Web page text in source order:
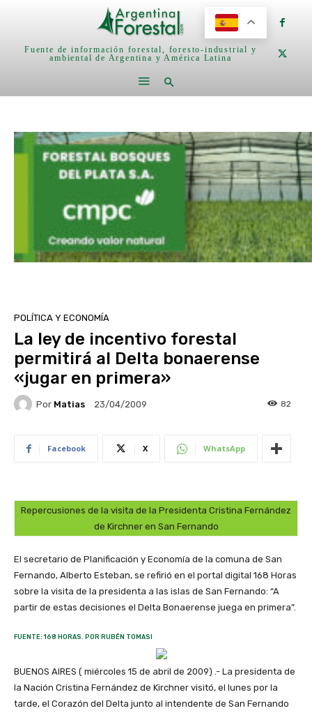
Fuente de información forestal, foresto-industrial y
ambiental de Argentina y América Latina
POLÍTICA Y ECONOMÍA
La ley de incentivo forestal
permitirá al Delta bonaerense
«jugar en primera»
Por Matias 23/04/2009 82
Facebook X WhatsApp
Repercusiones de la visita de la Presidenta Cristina Fernández
de Kirchner en San Fernando
El secretario de Planificación y Economía de la comuna de San
Fernando, Alberto Esteban, se refirió en el portal digital 168 Horas
sobre la visita de la presidenta a las islas de San Fernando: “A
partir de estas decisiones el Delta Bonaerense juega en primera”.
FUENTE: 168 HORAS. POR RUBÉN TOMASI
BUENOS AIRES ( miércoles 15 de abril de 2009) .- La presidenta de
la Nación Cristina Fernández de Kirchner visitó, el lunes por la
tarde, el Corazón del Delta junto al intendente de San Fernando